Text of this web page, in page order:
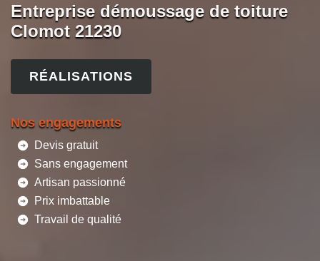
Entreprise démoussage de toiture
Clomot 21230
RÉALISATIONS
Nos engagements
Devis gratuit
Sans engagement
Artisan passionné
Prix imbattable
Travail de qualité